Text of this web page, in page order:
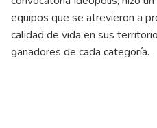
equipos que se atrevieron a
calidad de vida en sus
ganadores de cada categoría.